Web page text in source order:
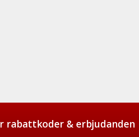
rabattkoder & erbjudanden